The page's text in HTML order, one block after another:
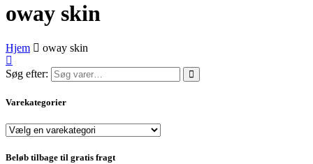
oway skin
Hjem oway skin
Søg efter:
Varekategorier
Beløb tilbage til gratis fragt